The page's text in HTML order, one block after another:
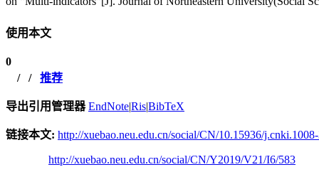
使用本文
0
/ / 推荐
导出引用管理器 EndNote|Ris|BibTeX
链接本文: http://xuebao.neu.edu.cn/social/CN/10.15936/
http://xuebao.neu.edu.cn/social/CN/Y2019/V21/I6/583